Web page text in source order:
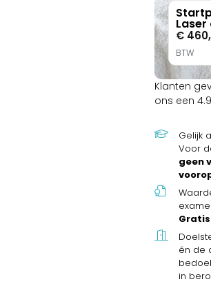
€
BTW
Klanten
ons een 4.9
Gelijk
Voor
geen
én de
in